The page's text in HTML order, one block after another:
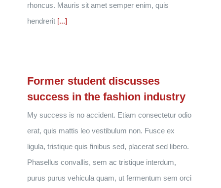
rhoncus. Mauris sit amet semper enim, quis
hendrerit [...]
Former student discusses
success in the fashion industry
My success is no accident. Etiam consectetur odio
erat, quis mattis leo vestibulum non. Fusce ex
ligula, tristique quis finibus sed, placerat sed libero.
Phasellus convallis, sem ac tristique interdum,
purus purus vehicula quam, ut fermentum sem orci